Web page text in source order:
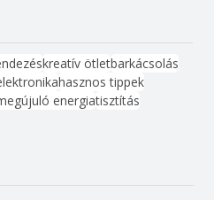
kreatív ötletbarkácsolás
hasznos tippek
energiatisztítás